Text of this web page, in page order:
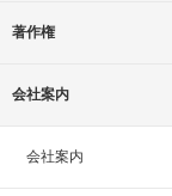
著作権
会社案内
会社案内